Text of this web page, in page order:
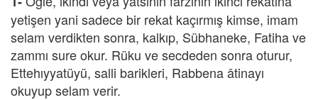
yetişen yani sadece bir rekat kaçırmış kimse, imam
selam verdikten sonra, kalkıp, Sübhaneke, Fatiha ve
zammı sure okur. Rüku ve secdeden sonra oturur,
Ettehıyyatüyü, salli barikleri, Rabbena âtinayı
okuyup selam verir.